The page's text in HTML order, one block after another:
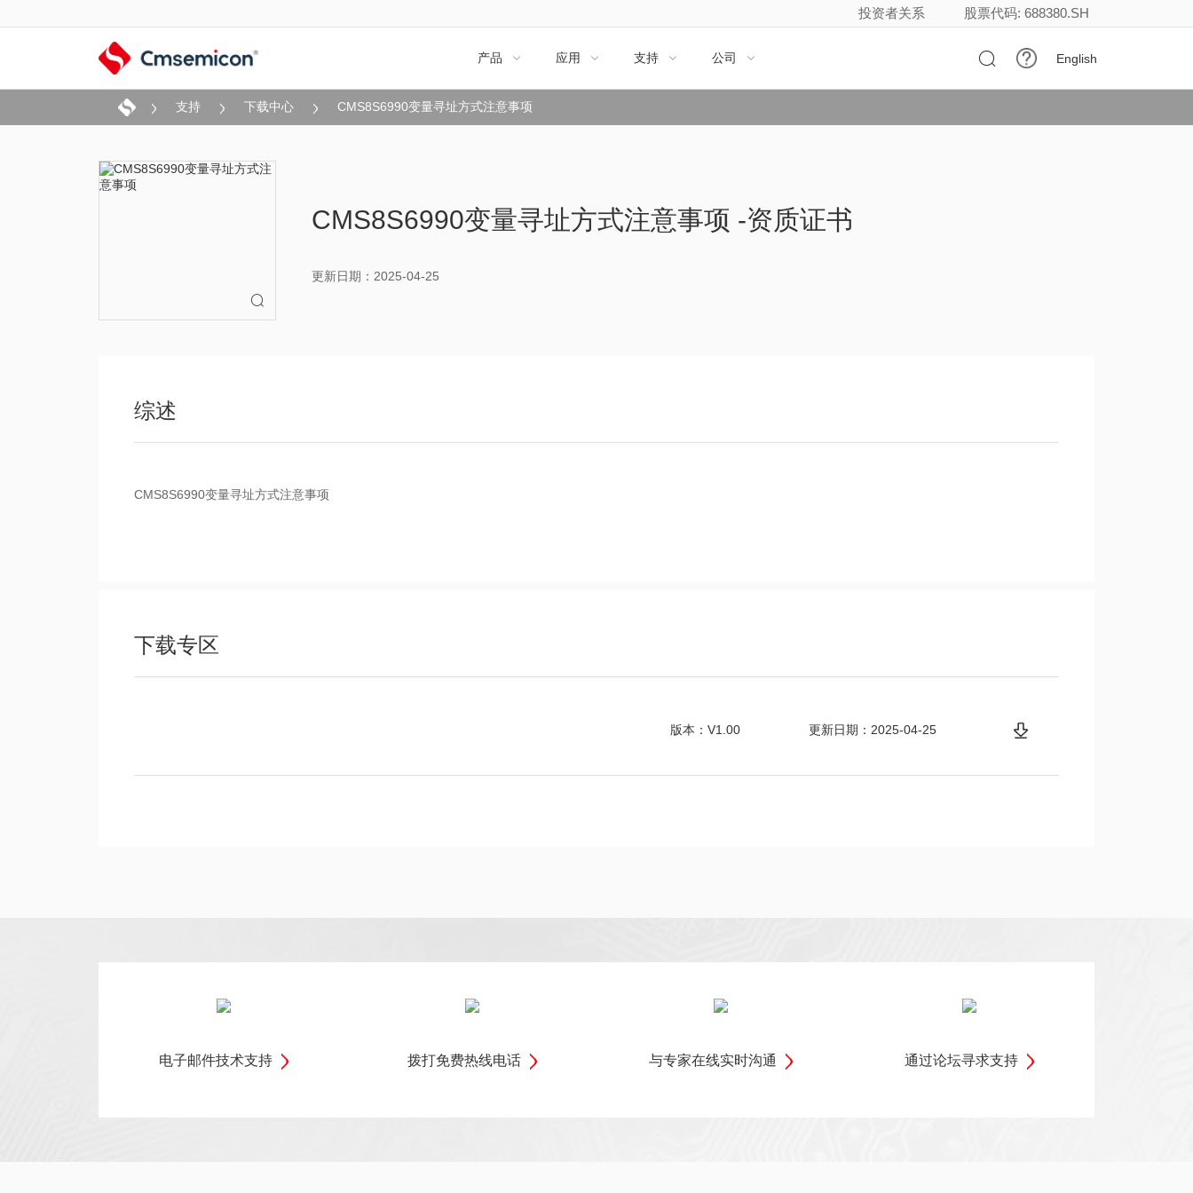
投资者关系 股票代码: 688380.SH
产品  应用  支持  公司   English
支持 下载中心 CMS8S6990变量寻址方式注意事项

CMS8S6990变量寻址方式注意事项 -资质证书
更新日期：2025-04-25
综述
CMS8S6990变量寻址方式注意事项
下载专区
版本：V1.00 更新日期：2025-04-25
电子邮件技术支持 拨打免费热线电话 与专家在线实时沟通 通过论坛寻求支持